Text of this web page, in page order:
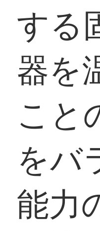
する
器を
こと
をバ
能力